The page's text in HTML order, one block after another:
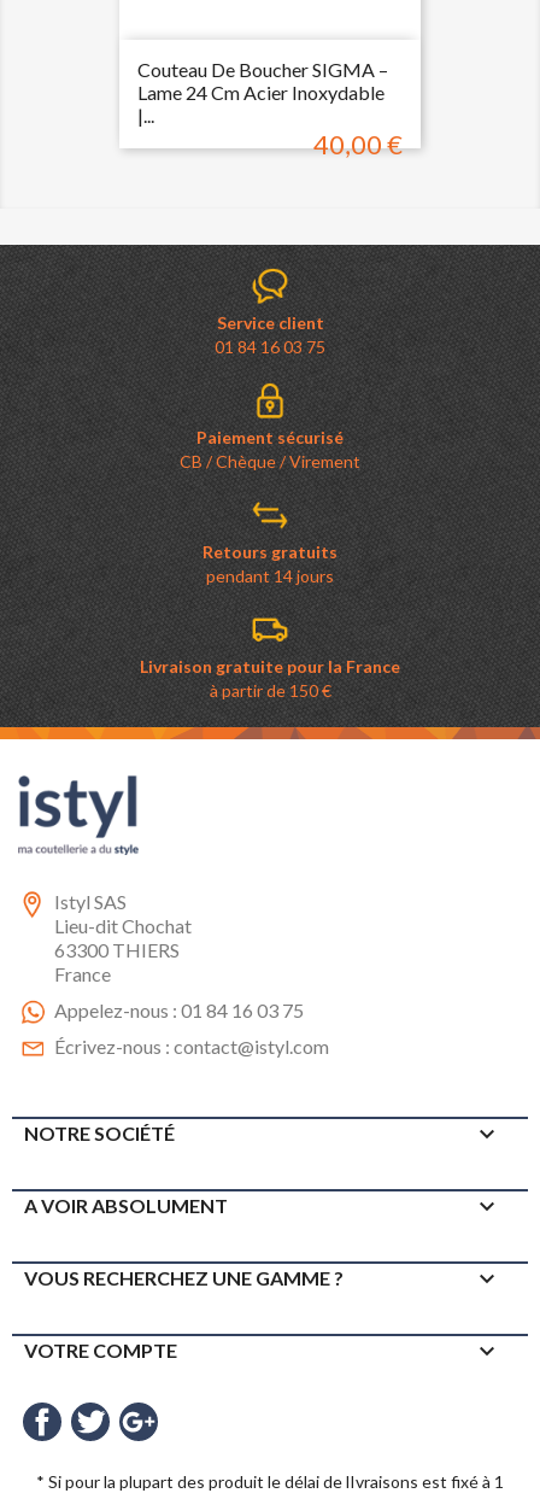
Couteau De Boucher SIGMA –
Lame 24 Cm Acier Inoxydable
|...
Prix
40,00 €
Service client
01 84 16 03 75
Paiement sécurisé
CB / Chèque / Virement
Retours gratuits
pendant 14 jours
Livraison gratuite pour la France
à partir de 150 €
Istyl SAS
Lieu-dit Chochat
63300 THIERS
France
Appelez-nous : 01 84 16 03 75
Écrivez-nous : contact@istyl.com
NOTRE SOCIÉTÉ 
A VOIR ABSOLUMENT 
VOUS RECHERCHEZ UNE GAMME ? 
VOTRE COMPTE 
FacebookTwitter
* Si pour la plupart des produit le délai de lIvraisons est fixé à 1